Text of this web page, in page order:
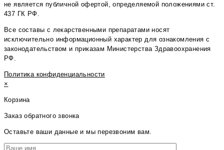
не является публичной офертой, определяемой положениями ст.
437 ГК РФ.
Все составы с лекарственными препаратами носят
исключительно информационный характер для ознакомления с
законодательством и приказам Министерства Здравоохранения
РФ.
Политика конфиденциальности
×
Корзина
Заказ обратного звонка
Оставьте ваши данные и мы перезвоним вам.